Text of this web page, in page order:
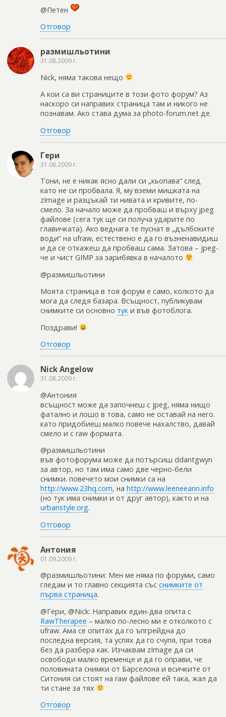
@Петен
Отговор
размишльотини
31.08.2009 г.
Nick, няма такова нещо
А кoи са ви страниците в този фото форум? Аз
наскоро си направих страница там и никого не
познавам. Ако става дума за photo-forum.net де.
Отговор
Гери
31.08.2009 г.
Тони, не е никак ясно дали си „кьопава“ след
като не си пробвала. Я, му вземи мишката на
zImage и разцъкай ти нивата и кривите, по-
смело. За начало може да пробваш и върху jpeg
файлове (сега тук ще си получа ударите по
главичката). Ако веднага те пуснат в „дълбоките
води“ на ufraw, естествено е да го възненавидиш
и да се откажеш да пробваш сама. Затова – jpeg-
че и чист GIMP за зарибявка в началото
@размишльотини
Моята страница в тоя форум е само, колкото да
мога да следя базара. Всъщност, публикувам
снимките си основно тук и във фотоблога.
Поздрави!
Отговор
Nick Angelow
31.08.2009 г.
@Антония
всъщност може да започнеш с jpeg, няма нищо
фатално и лошо в това, само не оставай на него.
като придобиеш малко повече нахалство, давай
смело и с raw формата.
@размишльотини
във фотофорума може да потърсиш ddantgwyn
за автор, но там има само две черно-бели
снимки. повечето мои снимки са на
http://www.23hq.com, на http://www.leeneeann.info
(но тук има снимки и от друг автор), както и на
urbanstyle.org.
Отговор
Антония
01.09.2009 г.
@размишльотини: Мен ме няма по форуми, само
гледам и то главно секцията със снимките от
първа страница.
@Гери, @Nick: Направих един-два опита с
RawTherapee – малко по-лесно ми е отколкото с
ufraw. Ама се опитах да го ъпгрейдна до
последна версия, та успях да го счупя, при това
без да разбера как. Изчаквам zImage да си
освободи малко временце и да го оправи, че
половината снимки от Барселона и всичките от
Ситония си стоят на raw файлове ей така, жал да
ти стане за тях
Отговор